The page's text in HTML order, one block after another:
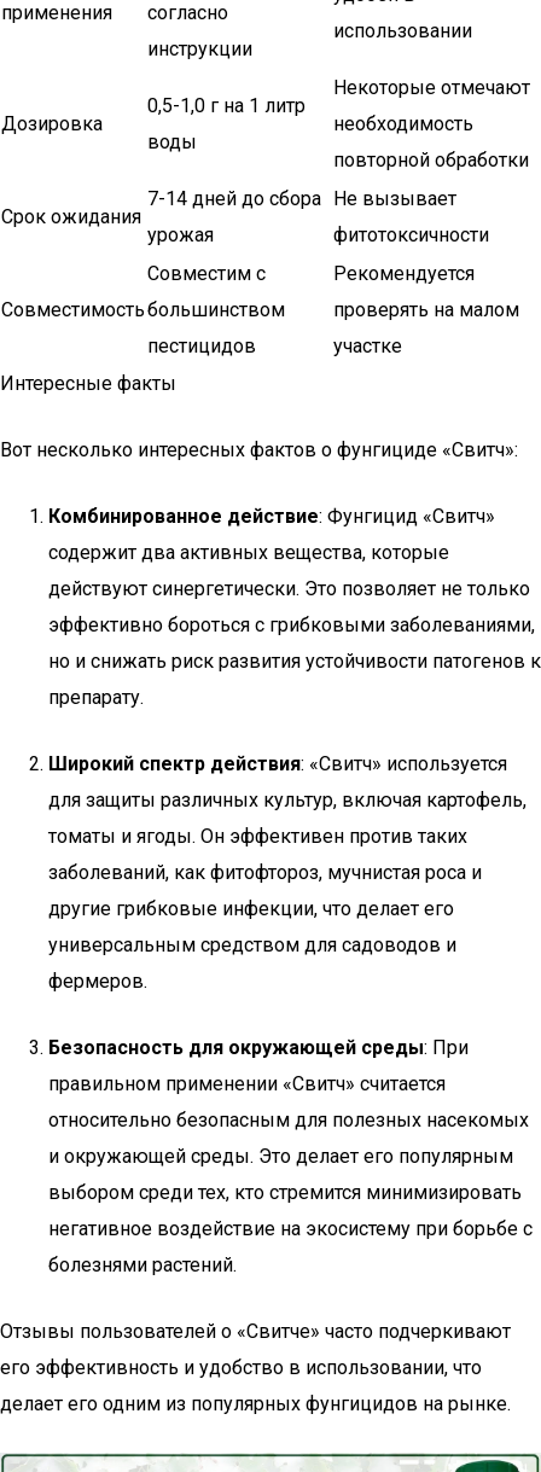
применения
согласно
инструкции
использовании
Дозировка
0,5-1,0 г на 1 литр
воды
Некоторые отмечают
необходимость
повторной обработки
Срок ожидания
7-14 дней до сбора
урожая
Не вызывает
фитотоксичности
Совместимость
Совместим с
большинством
пестицидов
Рекомендуется
проверять на малом
участке
Интересные факты
Вот несколько интересных фактов о фунгициде «Свитч»:
Комбинированное действие: Фунгицид «Свитч»
содержит два активных вещества, которые
действуют синергетически. Это позволяет не только
эффективно бороться с грибковыми заболеваниями,
но и снижать риск развития устойчивости патогенов к
препарату.
Широкий спектр действия: «Свитч» используется
для защиты различных культур, включая картофель,
томаты и ягоды. Он эффективен против таких
заболеваний, как фитофтороз, мучнистая роса и
другие грибковые инфекции, что делает его
универсальным средством для садоводов и
фермеров.
Безопасность для окружающей среды: При
правильном применении «Свитч» считается
относительно безопасным для полезных насекомых
и окружающей среды. Это делает его популярным
выбором среди тех, кто стремится минимизировать
негативное воздействие на экосистему при борьбе с
болезнями растений.
Отзывы пользователей о «Свитче» часто подчеркивают
его эффективность и удобство в использовании, что
делает его одним из популярных фунгицидов на рынке.